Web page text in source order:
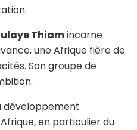
Thiamincarne
une Afrique fière de
Son groupe de
développement
en particulier du